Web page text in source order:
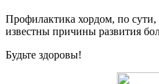
Профилактика хордом, по
известны причины развития
Будьте здоровы!